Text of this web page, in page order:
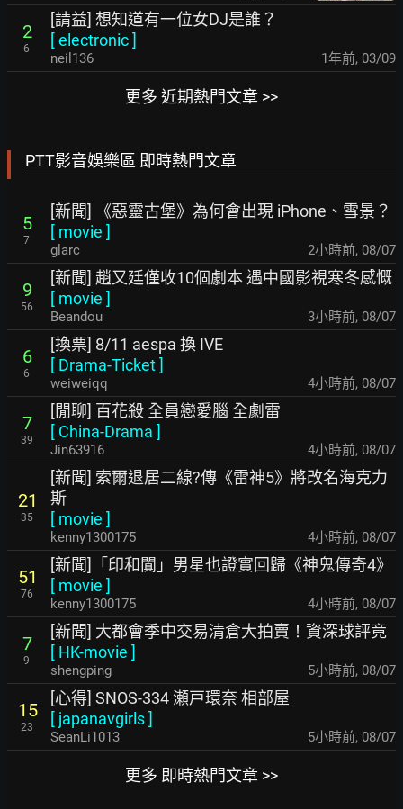
2
6
[請益] 想知道有一位女DJ是誰？
[electronic]
neil136 1年前, 03/09
更多 近期熱門文章 >>
PTT影音娛樂區 即時熱門文章
5
7
[新聞] 《惡靈古堡》為何會出現 iPhone、雪景？
[ movie ]
glarc 2小時前, 08/07
9
56
[新聞] 趙又廷僅收10個劇本 遇中國影視寒冬感慨
[ movie ]
Beandou 3小時前, 08/07
6
6
[換票] 8/11 aespa 換 IVE
[ Drama-Ticket]
weiweiqq 4小時前, 08/07
7
39
[閒聊] 百花殺 全員戀愛腦 全劇雷
[ China-Drama ]
Jin63916 4小時前, 08/07
21
35
[新聞] 索爾退居二線?傳《雷神5》將改名海克力
斯
[ movie ]
kenny1300175 4小時前, 08/07
51
76
[新聞]「印和闐」男星也證實回歸《神鬼傳奇4》
[ movie ]
kenny1300175 4小時前, 08/07
7
9
[新聞] 大都會季中交易清倉大拍賣！資深球評竟
[ HK-movie ]
shengping 5小時前, 08/07
15
23
[心得] SNOS-334 瀬戸環奈 相部屋
[ japanavgirls]
SeanLi1013 5小時前, 08/07
更多 即時熱門文章 >>